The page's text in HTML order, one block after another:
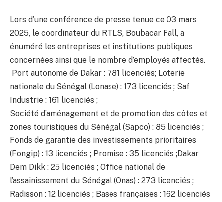
Lors d’une conférence de presse tenue ce 03 mars
2025, le coordinateur du RTLS, Boubacar Fall, a
énuméré les entreprises et institutions publiques
concernées ainsi que le nombre d’employés affectés.
Port autonome de Dakar : 781 licenciés; Loterie
nationale du Sénégal (Lonase) : 173 licenciés ; Saf
Industrie : 161 licenciés ;
Société d’aménagement et de promotion des côtes et
zones touristiques du Sénégal (Sapco) : 85 licenciés ;
Fonds de garantie des investissements prioritaires
(Fongip) : 13 licenciés ; Promise : 35 licenciés ;Dakar
Dem Dikk : 25 licenciés ; Office national de
l’assainissement du Sénégal (Onas) : 273 licenciés ;
Radisson : 12 licenciés ; Bases françaises : 162 licenciés